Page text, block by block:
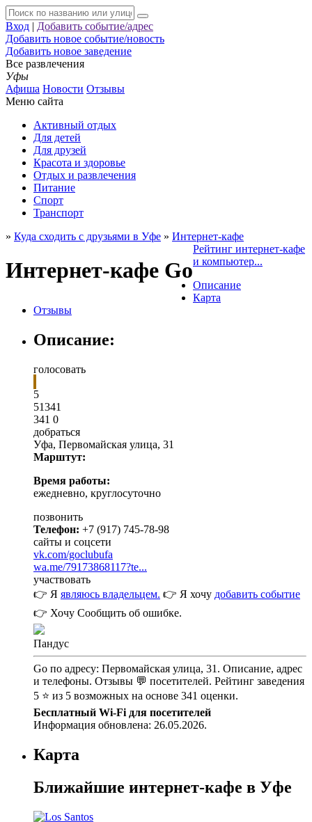
Вход | Добавить событие/адрес
Добавить новое событие/новость
Добавить новое заведение
Все развлечения
Уфы
Афиша Новости Отзывы
Меню сайта
Активный отдых
Для детей
Для друзей
Красота и здоровье
Отдых и развлечения
Питание
Спорт
Транспорт
» Куда сходить с друзьями в Уфе » Интернет-кафе
Интернет-кафе Go
Рейтинг интернет-кафе
и компьютер...
Описание
Карта
Отзывы
Описание:
голосовать
5
51341
341 0
добраться
Уфа, Первомайская улица, 31
Марштут:
Время работы:
ежедневно, круглосуточно
позвонить
Телефон: +7 (917) 745-78-98
сайты и соцсети
vk.com/goclubufa
wa.me/79173868117?te...
участвовать
👉 Я являюсь владельцем. 👉 Я хочу добавить событие
👉 Хочу Сообщить об ошибке.
Пандус
Go по адресу: Первомайская улица, 31. Описание, адрес
и телефоны. Отзывы 💬 посетителей. Рейтинг заведения
5 ⭐ из 5 возможных на основе 341 оценки.
Бесплатный Wi-Fi для посетителей
Информация обновлена: 26.05.2026.
Карта
Ближайшие интернет-кафе в Уфе